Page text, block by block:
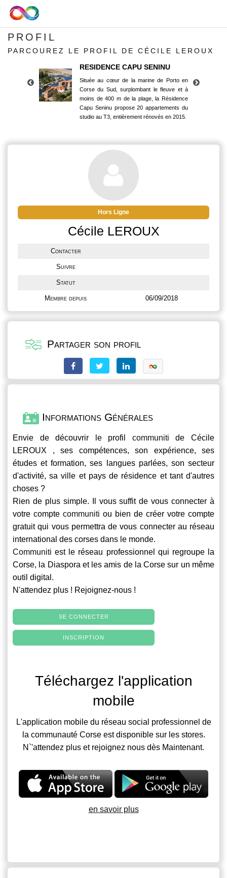
PROFIL
PARCOUREZ LE PROFIL DE CÉCILE LEROUX
RESIDENCE CAPU SENINU
Située au cœur de la marine de Porto en
Corse du Sud, surplombant le fleuve et à
moins de 400 m de la plage, la Résidence
Capu Seninu propose 20 appartements du
studio au T3, entièrement rénovés en 2015.
Corse du Sud, surplombant le fleuve et à
moins de 400 m de la plage, la Résidence
Capu Seninu propose 20 appartements du
studio au T3, entièrement rénovés en 2015.
Hors Ligne
Cécile LEROUX
Contacter
Suivre
Statut
Membre depuis 06/09/2018
Partager son profil
Informations Générales
Envie de découvrir le profil communiti de Cécile
LEROUX , ses compétences, son expérience, ses
études et formation, ses langues parlées, son secteur
d'activité, sa ville et pays de résidence et tant d'autres
choses ?
Rien de plus simple. Il vous suffit de vous connecter à
votre compte communiti ou bien de créer votre compte
gratuit qui vous permettra de vous connecter au réseau
international des corses dans le monde.
Communiti est le réseau professionnel qui regroupe la
Corse, la Diaspora et les amis de la Corse sur un même
outil digital.
N'attendez plus ! Rejoignez-nous !
SE CONNECTER
INSCRIPTION
Téléchargez l'application
mobile
L'application mobile du réseau social professionnel de
la communauté Corse est disponible sur les stores.
N`'attendez plus et rejoignez nous dès Maintenant.
en savoir plus